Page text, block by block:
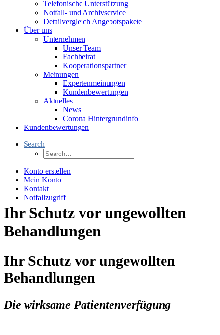
Telefonische Unterstützung
Notfall- und Archivservice
Detailvergleich Angebotspakete
Über uns
Unternehmen
Unser Team
Fachbeirat
Kooperationspartner
Meinungen
Expertenmeinungen
Kundenbewertungen
Aktuelles
News
Corona Hintergrundinfo
Kundenbewertungen
Search
Konto erstellen
Mein Konto
Kontakt
Notfallzugriff
Ihr Schutz vor ungewollten
Behandlungen
Ihr Schutz vor ungewollten
Behandlungen
Die wirksame Patientenverfügung